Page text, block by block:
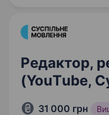
Редактор,
(YouТube,
31 000 грн